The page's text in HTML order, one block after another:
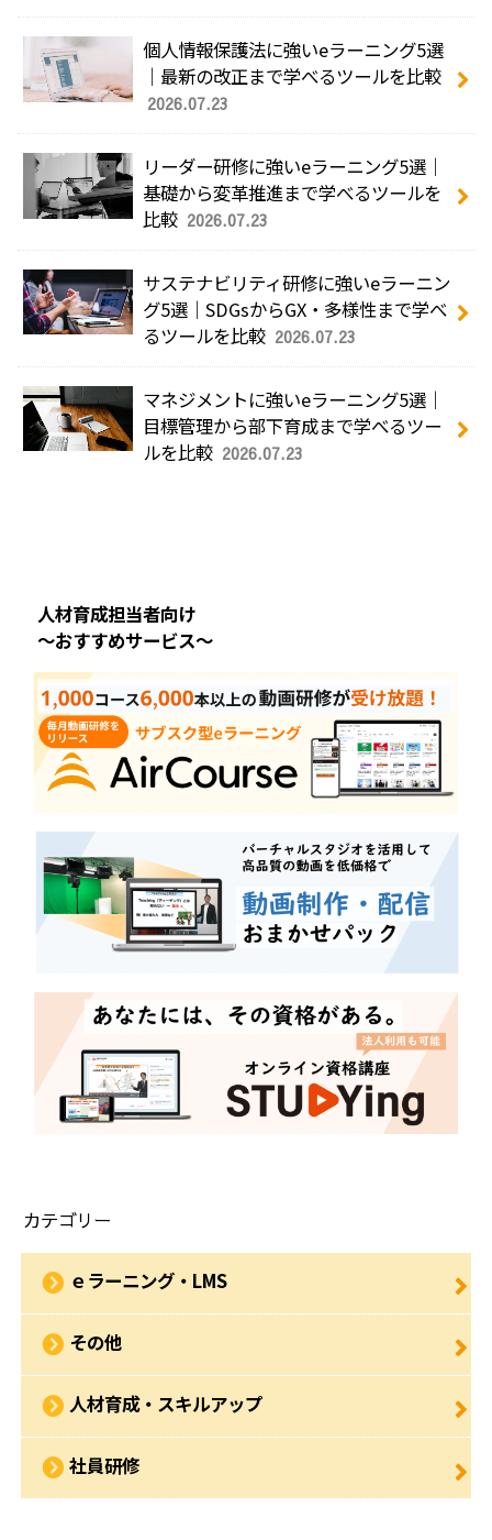
個人情報保護法に強いeラーニング5選
｜最新の改正まで学べるツールを比較
2026.07.23
リーダー研修に強いeラーニング5選｜
基礎から変革推進まで学べるツールを
比較 2026.07.23
サステナビリティ研修に強いeラーニン
グ5選｜SDGsからGX・多様性まで学べ
るツールを比較 2026.07.23
マネジメントに強いeラーニング5選｜
目標管理から部下育成まで学べるツー
ルを比較 2026.07.23
人材育成担当者向け
～おすすめサービス～
カテゴリー
ｅラーニング・LMS
その他
人材育成・スキルアップ
社員研修